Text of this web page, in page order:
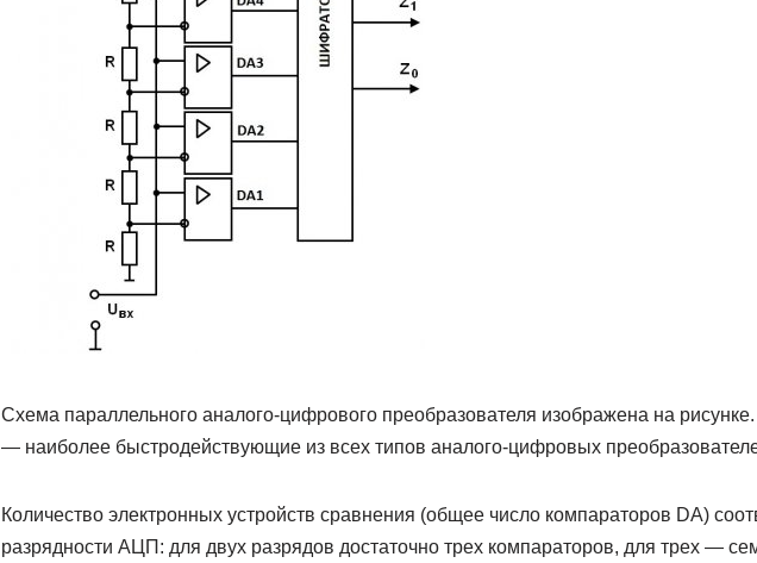
Схема параллельного аналого-цифрового преобразователя изображена на
— наиболее быстродействующие из всех типов аналого-цифровых
Количество электронных устройств сравнения (общее число компараторов DA)
разрядности АЦП: для двух разрядов достаточно трех компараторов, для трех —